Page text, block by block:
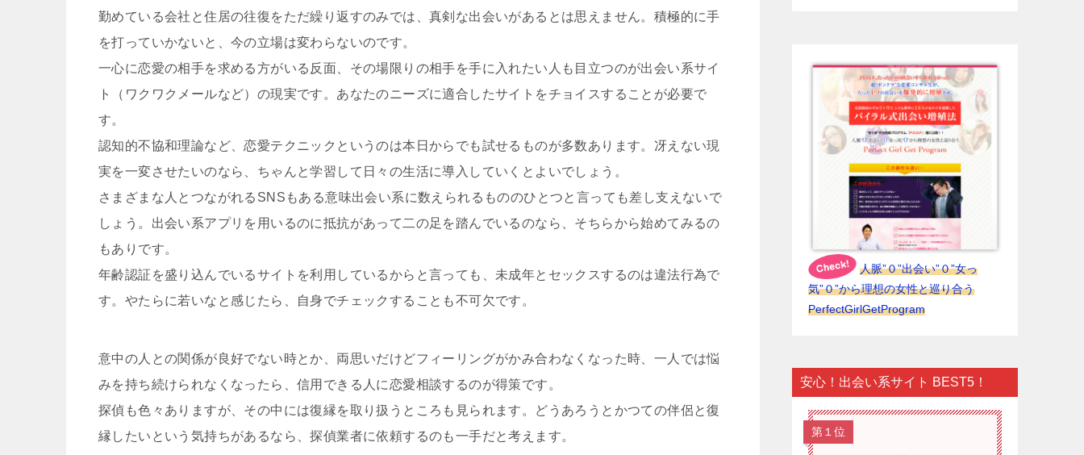
勤めている会社と住居の往復をただ繰り返すのみでは、真剣な出会いがあるとは思えません。積極的に手
を打っていかないと、今の立場は変わらないのです。
一心に恋愛の相手を求める方がいる反面、その場限りの相手を手に入れたい人も目立つのが出会い系サイ
ト（ワクワクメールなど）の現実です。あなたのニーズに適合したサイトをチョイスすることが必要で
す。
認知的不協和理論など、恋愛テクニックというのは本日からでも試せるものが多数あります。冴えない現
実を一変させたいのなら、ちゃんと学習して日々の生活に導入していくとよいでしょう。
さまざまな人とつながれるSNSもある意味出会い系に数えられるもののひとつと言っても差し支えないで
しょう。出会い系アプリを用いるのに抵抗があって二の足を踏んでいるのなら、そちらから始めてみるの
もありです。
年齢認証を盛り込んでいるサイトを利用しているからと言っても、未成年とセックスするのは違法行為で
す。やたらに若いなと感じたら、自身でチェックすることも不可欠です。
意中の人との関係が良好でない時とか、両思いだけどフィーリングがかみ合わなくなった時、一人では悩
みを持ち続けられなくなったら、信用できる人に恋愛相談するのが得策です。
探偵も色々ありますが、その中には復縁を取り扱うところも見られます。どうあろうとかつての伴侶と復
縁したいという気持ちがあるなら、探偵業者に依頼するのも一手だと考えます。
人脈”０”出会い”０”女っ
気”０”から理想の女性と巡り合う
PerfectGirlGetProgram
安心！出会い系サイト BEST5！
第１位